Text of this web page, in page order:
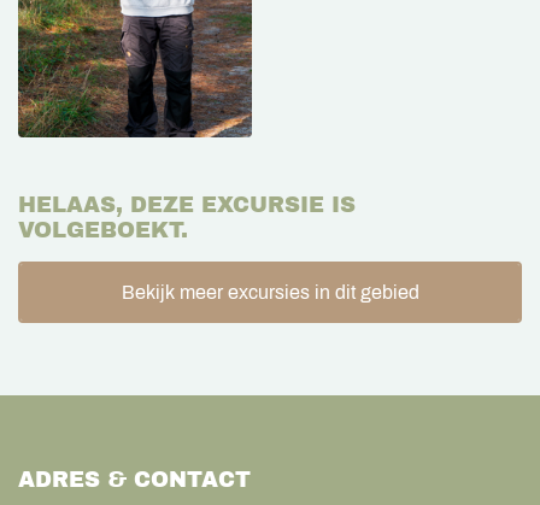
HELAAS, DEZE EXCURSIE IS
VOLGEBOEKT.
Bekijk meer excursies in dit gebied
ADRES & CONTACT